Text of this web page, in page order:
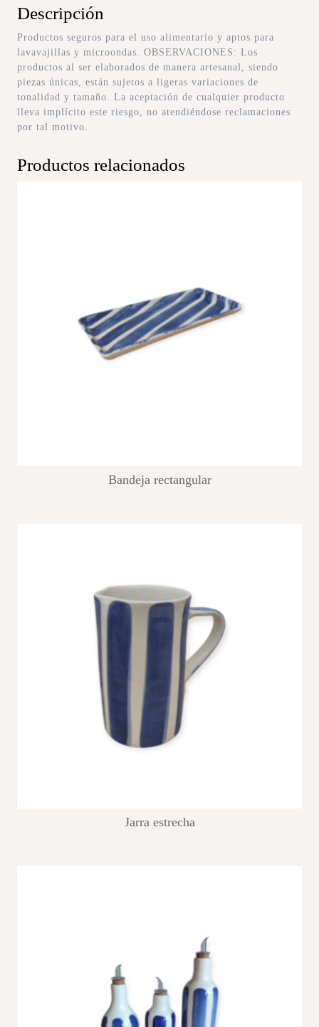
Descripción
Productos seguros para el uso alimentario y aptos para
lavavajillas y microondas. OBSERVACIONES: Los
productos al ser elaborados de manera artesanal, siendo
piezas únicas, están sujetos a ligeras variaciones de
tonalidad y tamaño. La aceptación de cualquier producto
lleva implícito este riesgo, no atendiéndose reclamaciones
por tal motivo.
Productos relacionados
Bandeja rectangular
Jarra estrecha